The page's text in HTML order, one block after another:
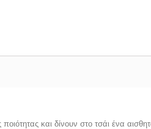
και δίνουν στο τσάι ένα